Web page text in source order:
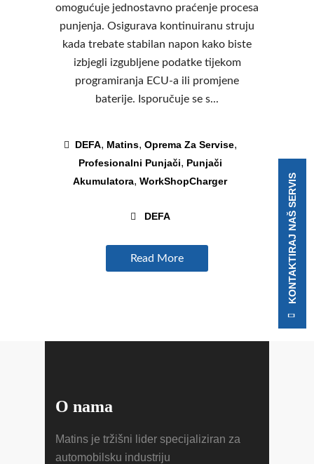
omogućuje jednostavno praćenje procesa
punjenja. Osigurava kontinuiranu struju
kada trebate stabilan napon kako biste
izbjegli izgubljene podatke tijekom
programiranja ECU-a ili promjene
baterije. Isporučuje se s...
DEFA, Matins, Oprema Za Servise,
Profesionalni Punjači, Punjači
Akumulatora, WorkShopCharger
DEFA
Read More
O nama
Matins je tržišni lider specijaliziran za
automobilsku industriju
KONTAKTIRAJ NAŠ SERVIS